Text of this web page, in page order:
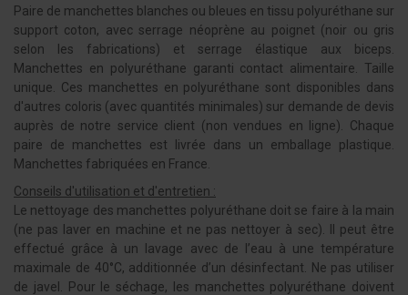
Paire de manchettes blanches ou bleues en tissu polyuréthane sur
support coton, avec serrage néoprène au poignet (noir ou gris
selon les fabrications) et serrage élastique aux biceps.
Manchettes en polyuréthane garanti contact alimentaire. Taille
unique. Ces manchettes en polyuréthane sont disponibles dans
d'autres coloris (avec quantités minimales) sur demande de devis
auprès de notre service client (non vendues en ligne). Chaque
paire de manchettes est livrée dans un emballage plastique.
Manchettes fabriquées en France.
Conseils d'utilisation et d'entretien :
Le nettoyage des manchettes polyuréthane doit se faire à la main
(ne pas laver en machine et ne pas nettoyer à sec). Il peut être
effectué grâce à un lavage avec de l’eau à une température
maximale de 40°C, additionnée d’un désinfectant. Ne pas utiliser
de javel. Pour le séchage, les manchettes polyuréthane doivent